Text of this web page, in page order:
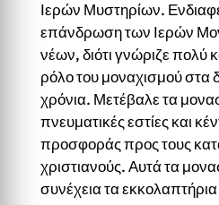
Ιερών Μυστηρίων.
επάνδρωση των Ιερών
νέων, διότι γνώριζε πολύ
ρόλο του μοναχισμού στα
χρόνια. Μετέβαλε τα
πνευματικές εστίες και
προσφοράς προς τους
χριστιανούς. Αυτά τα
συνέχεια τα